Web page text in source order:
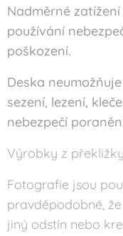
Nadměrné
používání
poškození.
Deska
sezení, lezení,
nebezpečí
Výrobky z
Fotografie jsou
pravděpodobné,
jiný odstín nebo